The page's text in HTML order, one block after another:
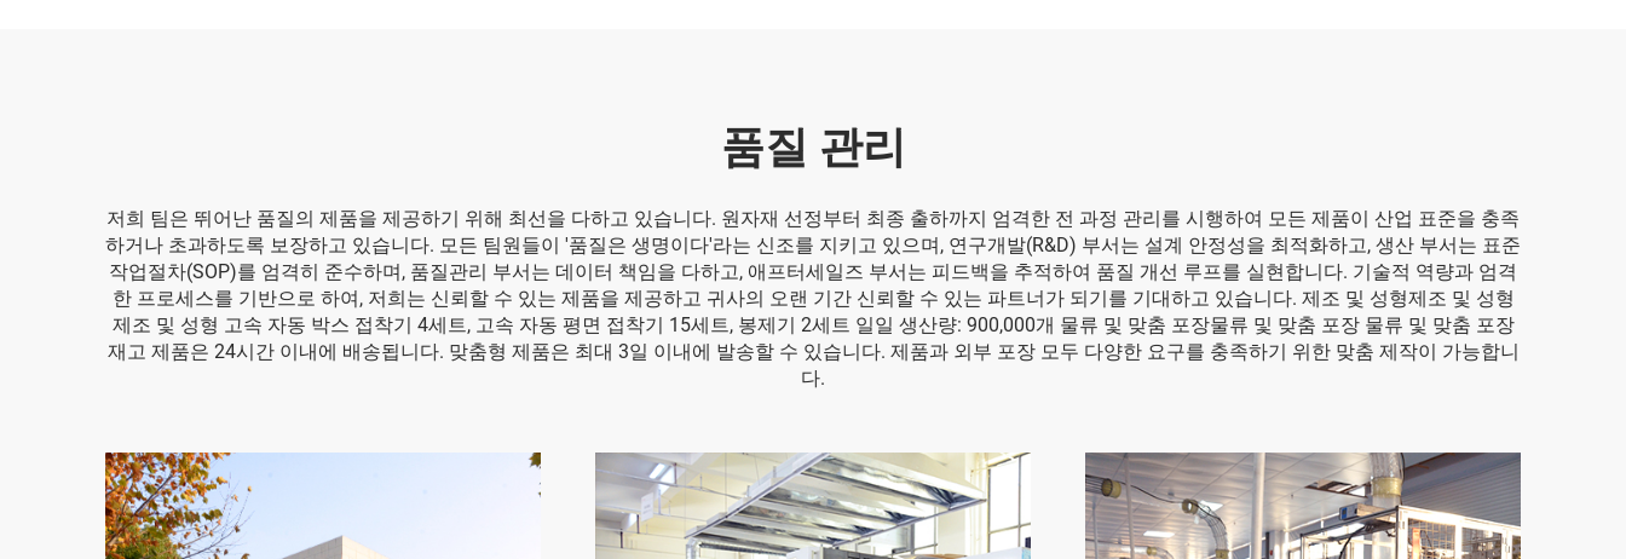
품질 관리
저희 팀은 뛰어난 품질의 제품을 제공하기 위해 최선을 다하고 있습니다. 원자재 선정부터 최종 출하까지 엄격한 전 과정 관리를 시행하여 모든 제품이 산업 표준을 충족
하거나 초과하도록 보장하고 있습니다. 모든 팀원들이 '품질은 생명이다'라는 신조를 지키고 있으며, 연구개발(R&D) 부서는 설계 안정성을 최적화하고, 생산 부서는 표준
작업절차(SOP)를 엄격히 준수하며, 품질관리 부서는 데이터 책임을 다하고, 애프터세일즈 부서는 피드백을 추적하여 품질 개선 루프를 실현합니다. 기술적 역량과 엄격
한 프로세스를 기반으로 하여, 저희는 신뢰할 수 있는 제품을 제공하고 귀사의 오랜 기간 신뢰할 수 있는 파트너가 되기를 기대하고 있습니다. 제조 및 성형제조 및 성형
제조 및 성형 고속 자동 박스 접착기 4세트, 고속 자동 평면 접착기 15세트, 봉제기 2세트 일일 생산량: 900,000개 물류 및 맞춤 포장물류 및 맞춤 포장 물류 및 맞춤 포장
재고 제품은 24시간 이내에 배송됩니다. 맞춤형 제품은 최대 3일 이내에 발송할 수 있습니다. 제품과 외부 포장 모두 다양한 요구를 충족하기 위한 맞춤 제작이 가능합니
다.